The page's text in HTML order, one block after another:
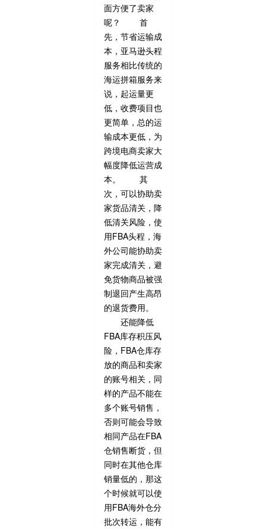
面方便了卖家
呢？ 首
先，节省运输成
本，亚马逊头程
服务相比传统的
海运拼箱服务来
说，起运量更
低，收费项目也
更简单，总的运
输成本更低，为
跨境电商卖家大
幅度降低运营成
本。 其
次，可以协助卖
家货品清关，降
低清关风险，使
用FBA头程，海
外公司能协助卖
家完成清关，避
免货物商品被强
制退回产生高昂
的退货费用。
还能降低
FBA库存积压风
险，FBA仓库存
放的商品和卖家
的账号相关，同
样的产品不能在
多个账号销售，
否则可能会导致
相同产品在FBA
仓销售断货，但
同时在其他仓库
销量低的，那这
个时候就可以使
用FBA海外仓分
批次转运，能有